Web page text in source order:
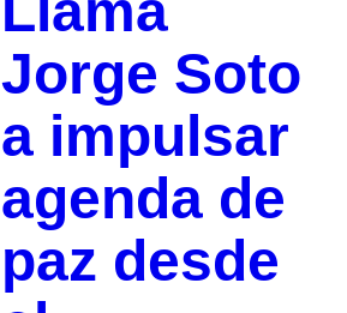
Jorge Soto
a impulsar
agenda de
paz desde